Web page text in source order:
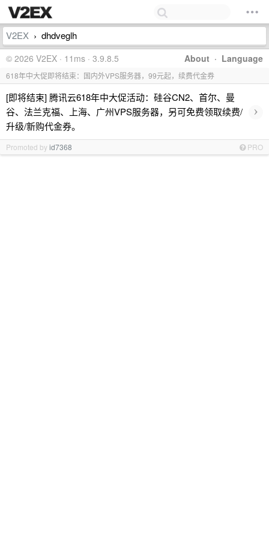
V2EX › dhdveglh
About · Language
© 2026 V2EX · 11ms · 3.9.8.5
618年中大促即将结束：国内外VPS服务器，99元起，续费代金券
[即将结束] 腾讯云618年中大促活动：硅谷CN2、首尔、曼
谷、法兰克福、上海、广州VPS服务器，另可免费领取续费/
升级/新购代金券。
›
Promoted byid7368 PRO